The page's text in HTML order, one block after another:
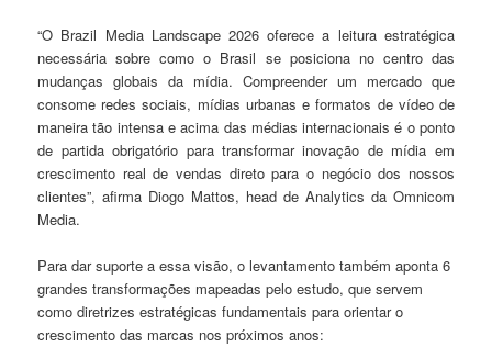
“O Brazil Media Landscape 2026 oferece a leitura estratégica
necessária sobre como o Brasil se posiciona no centro das
mudanças globais da mídia. Compreender um mercado que
consome redes sociais, mídias urbanas e formatos de vídeo de
maneira tão intensa e acima das médias internacionais é o ponto
de partida obrigatório para transformar inovação de mídia em
crescimento real de vendas direto para o negócio dos nossos
clientes”, afirma Diogo Mattos, head de Analytics da Omnicom
Media.
Para dar suporte a essa visão, o levantamento também aponta 6
grandes transformações mapeadas pelo estudo, que servem
como diretrizes estratégicas fundamentais para orientar o
crescimento das marcas nos próximos anos: